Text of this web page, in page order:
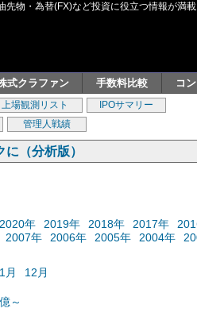
物・為替(FX)など投資に役立つ情報が満
式クラファン 手数料比較 コ
上場観測リスト
IPOサマリー
管理人戦績
（分析版）
2020年 2019年 2018年 2017年
2007年 2006年 2005年 2004年
月 12月
～